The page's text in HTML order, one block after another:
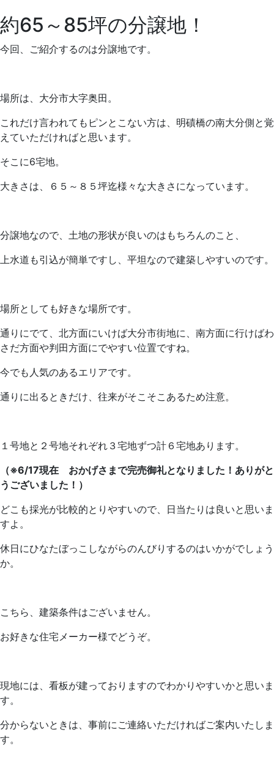
約65～85坪の分譲地！
今回、ご紹介するのは分譲地です。
場所は、大分市大字奥田。
これだけ言われてもピンとこない方は、明磧橋の南大分側と覚
えていただければと思います。
そこに6宅地。
大きさは、６５～８５坪迄様々な大きさになっています。
分譲地なので、土地の形状が良いのはもちろんのこと、
上水道も引込が簡単ですし、平坦なので建築しやすいのです。
場所としても好きな場所です。
通りにでて、北方面にいけば大分市街地に、南方面に行けばわ
さだ方面や判田方面にでやすい位置ですね。
今でも人気のあるエリアです。
通りに出るときだけ、往来がそこそこあるため注意。
１号地と２号地それぞれ３宅地ずつ計６宅地あります。
（※6/17現在 おかげさまで完売御礼となりました！ありがと
うございました！）
どこも採光が比較的とりやすいので、日当たりは良いと思いま
すよ。
休日にひなたぼっこしながらのんびりするのはいかがでしょう
か。
こちら、建築条件はございません。
お好きな住宅メーカー様でどうぞ。
現地には、看板が建っておりますのでわかりやすいかと思いま
す。
分からないときは、事前にご連絡いただければご案内いたしま
す。